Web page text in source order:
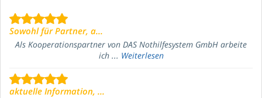
Sowohl für Partner, a...
Als Kooperationspartner von DAS Nothilfesystem GmbH arbeite
ich ... Weiterlesen
aktuelle Information, ...